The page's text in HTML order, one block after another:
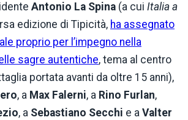
Antonio La Spina (a cui Italia a
edizione di Tipicità, ha assegnato
proprio per l’impegno nella
sagre autentiche, tema al centro
portata avanti da oltre 15 anni),
, a Max Falerni, a Rino Furlan,
, a Sebastiano Secchi e a Valter